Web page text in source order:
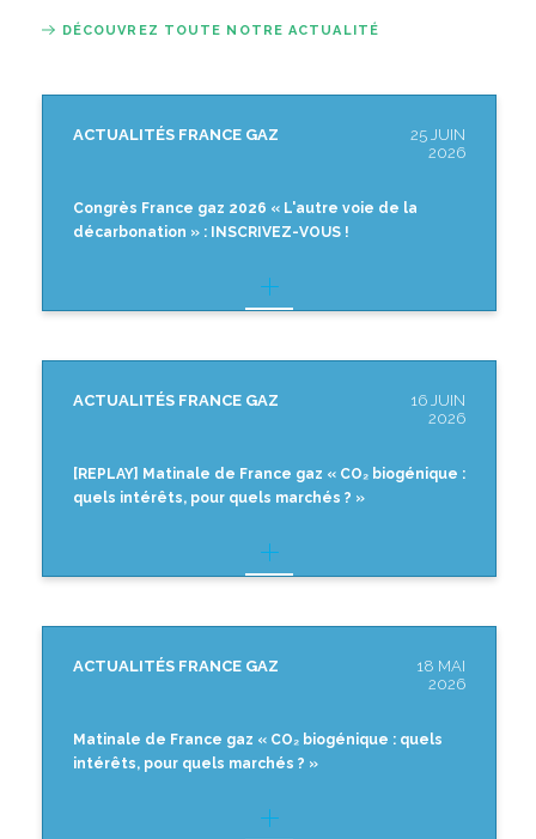
DÉCOUVREZ TOUTE NOTRE ACTUALITÉ
ACTUALITÉS FRANCE GAZ
25 JUIN
2026
Congrès France gaz 2026 « L'autre voie de la
décarbonation » : INSCRIVEZ-VOUS !
ACTUALITÉS FRANCE GAZ
16 JUIN
2026
[REPLAY] Matinale de France gaz « CO₂ biogénique :
quels intérêts, pour quels marchés ? »
ACTUALITÉS FRANCE GAZ
18 MAI
2026
Matinale de France gaz « CO₂ biogénique : quels
intérêts, pour quels marchés ? »